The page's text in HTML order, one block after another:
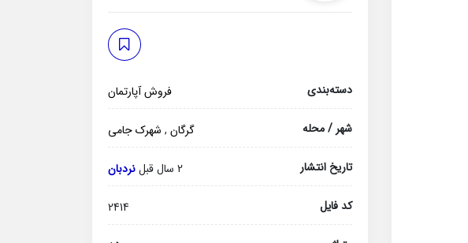
دسته‌بندی فروش آپارتمان
شهر / محله گرگان , شهرک جامی
تاریخ انتشار 2 سال قبل نردبان
کد فایل 2414